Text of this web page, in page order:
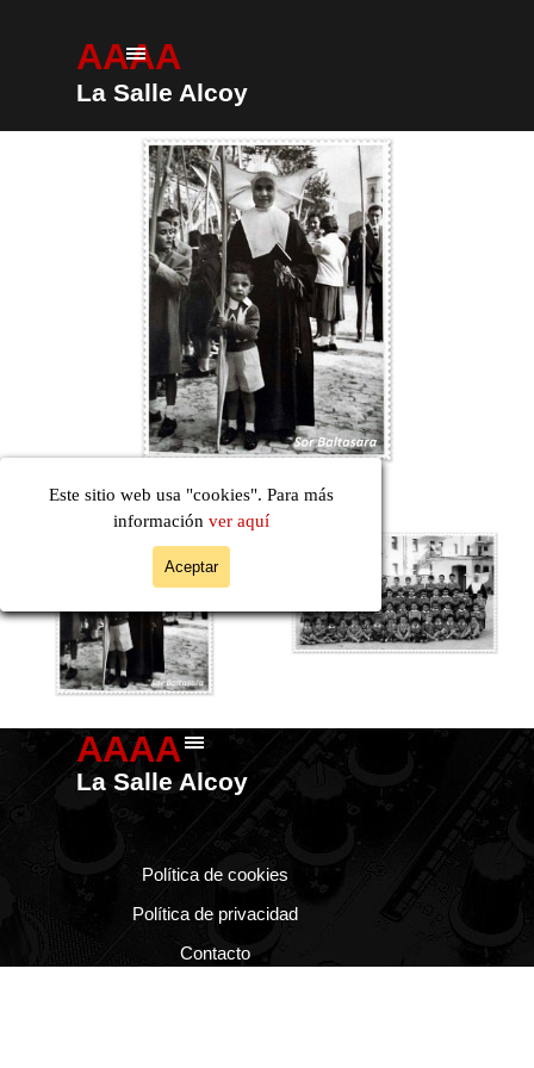
Este sitio web usa "cookies". Para más
información ver aquí
Aceptar
AAAA
Saltar menú
La Salle Alcoy
AAAASaltar menú
La Salle Alcoy
Política de cookies
Política de privacidad
Contacto